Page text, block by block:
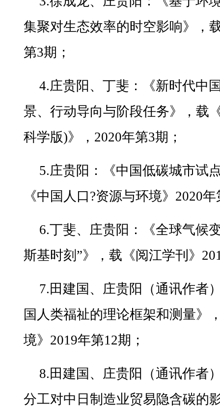
集聚对生态效率的时空影响》，
第3期；
4.庄贵阳、丁斐：《新时代中
景、行动导向与阶段任务》，载
科学版)》，2020年第3期；
5.庄贵阳：《中国低碳城市试
《中国人口?资源与环境》2020
6.丁斐、庄贵阳：《全球气候
斯基时刻”》，载《阅江学刊》
7.田建国、庄贵阳（通讯作者
国人类福祉的理论框架和测量》
境》2019年第12期；
8.田建国、庄贵阳（通讯作者
分工对中日制造业贸易隐含碳的